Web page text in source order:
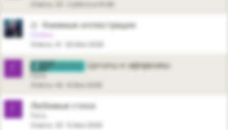
Ответы
Книжные иллюстрации
Ответы
29 Июл 2026
Цитаты и афоризмы
Гость
Ответы
8 Июл 2026
Любимые стихи
Ответы
5 Июл 2026